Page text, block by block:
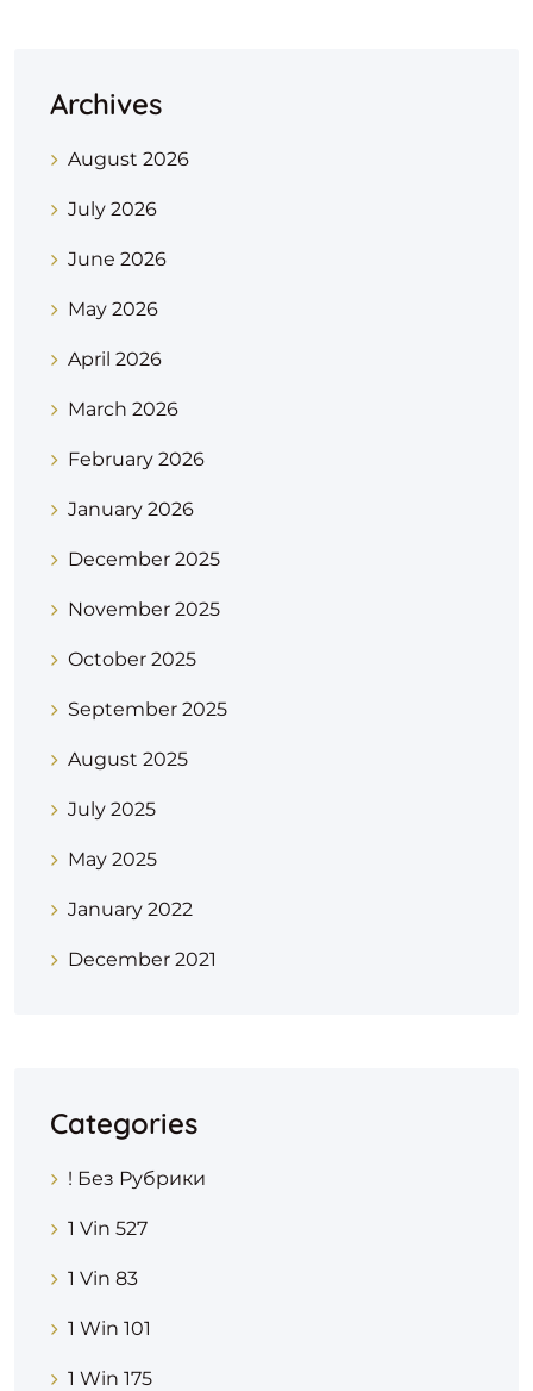
Archives
August 2026
July 2026
June 2026
May 2026
April 2026
March 2026
February 2026
January 2026
December 2025
November 2025
October 2025
September 2025
August 2025
July 2025
May 2025
January 2022
December 2021
Categories
! Без Рубрики
1 Vin 527
1 Vin 83
1 Win 101
1 Win 175